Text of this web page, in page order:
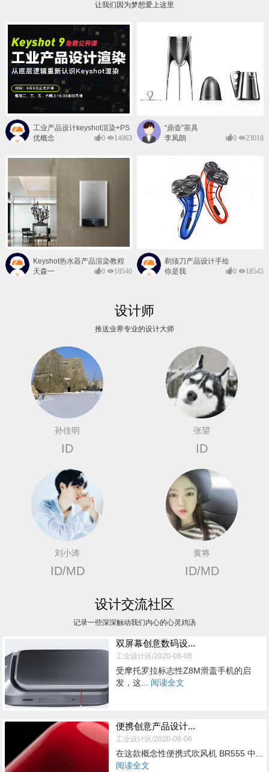
让我们因为梦想爱上这里
工业产品设计keyshot渲染+PS
后期班
优概念 0 14963
“鼎壶”茶具
李凤朗
0 23018
Keyshot热水器产品渲染教程
天森一
0 18540
剃须刀产品设计手绘
你是我
0 18545
设计师
推送业界专业的设计大师
孙佳明
ID
张望
ID
刘小涛
ID/MD
黄将
ID/MD
设计交流社区
记录一些深深触动我们内心的心灵鸡汤
双屏幕创意数码设...
工业设计区/2020-08-06
受摩托罗拉标志性Z8M滑盖手机的启
发，这... 阅读全文
便携创意产品设计...
工业设计区/2020-08-06
在这款概念性便携式吹风机 BR555 中...
阅读全文